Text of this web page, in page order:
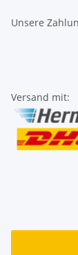
Unsere
Versand mit: